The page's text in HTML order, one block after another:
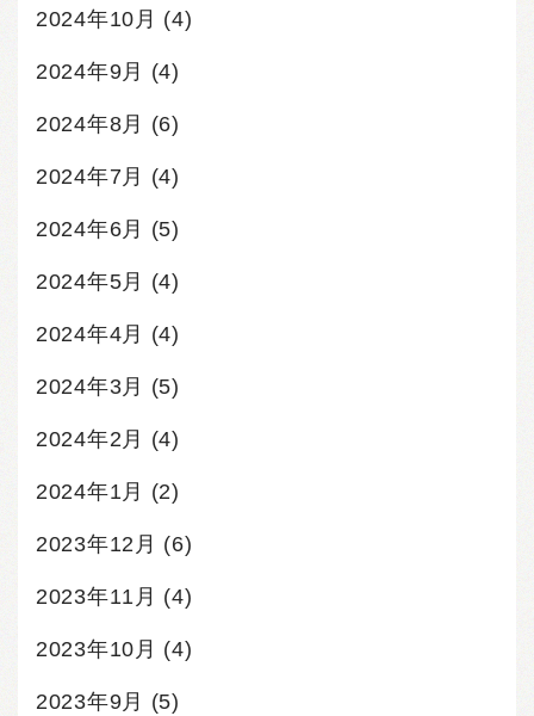
2024年10月 (4)
2024年9月 (4)
2024年8月 (6)
2024年7月 (4)
2024年6月 (5)
2024年5月 (4)
2024年4月 (4)
2024年3月 (5)
2024年2月 (4)
2024年1月 (2)
2023年12月 (6)
2023年11月 (4)
2023年10月 (4)
2023年9月 (5)